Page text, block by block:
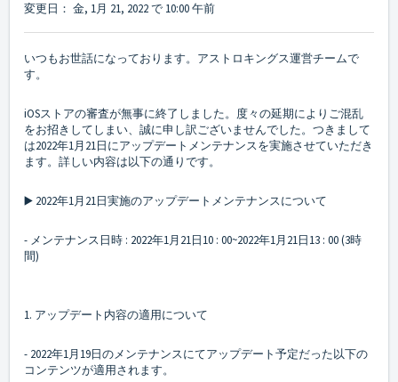
変更日： 金, 1月 21, 2022 で 10:00 午前
いつもお世話になっております。アストロキングス運営チームで
す。
iOSストアの審査が無事に終了しました。度々の延期によりご混乱
をお招きしてしまい、誠に申し訳ございませんでした。つきまして
は2022年1月21日にアップデートメンテナンスを実施させていただき
ます。詳しい内容は以下の通りです。
▶️ 2022年1月21日実施のアップデートメンテナンスについて
- メンテナンス日時 : 2022年1月21日10 : 00~2022年1月21日13 : 00 (3時
間)
1. アップデート内容の適用について
- 2022年1月19日のメンテナンスにてアップデート予定だった以下の
コンテンツが適用されます。